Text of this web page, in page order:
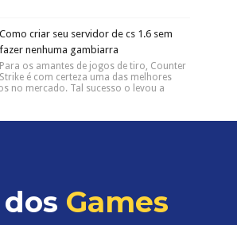
Como criar seu servidor de cs 1.6 sem
fazer nenhuma gambiarra
Para os amantes de jogos de tiro, Counter
Strike é com certeza uma das melhores
no mercado. Tal sucesso o levou a
Games